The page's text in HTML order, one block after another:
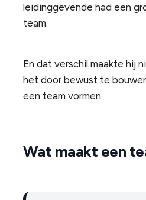
leidinggevende had een
team.
En dat verschil maakte hij
het door bewust te
een team vormen.
Wat maakt een